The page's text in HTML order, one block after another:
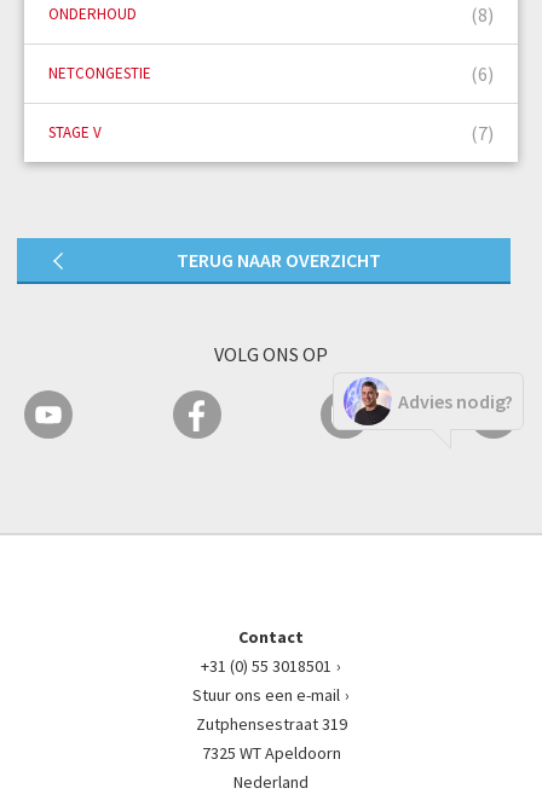
Advies nodig?
ONDERHOUD (8)
NETCONGESTIE (6)
STAGE V (7)
TERUG NAAR OVERZICHT
VOLG ONS OP
Contact
+31 (0) 55 3018501
Stuur ons een e-mail
Zutphensestraat 319
7325 WT Apeldoorn
Nederland